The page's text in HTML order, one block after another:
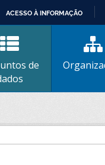
ACESSO À INFORMAÇÃO
de